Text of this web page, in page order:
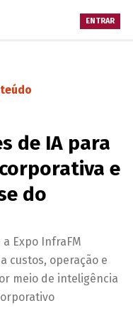
ENTRAR
de IA para
e
do
Expo InfraFM
custos, operação e
meio de inteligência